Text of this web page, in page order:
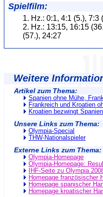
Spielfilm:
1. Hz.: 0:1, 4:1 (5.), 7:3
2. Hz.: 13:15, 16:15
(57.), 24:27
Weitere
Artikel zum Thema:
Spanien ohne Mühe,
Frankreich und Kroatien
Kroatien bezwingt
Unsere Links zum Thema:
Olympia-Special
THW-Nationalspieler
Externe Links zum Thema:
Olympia-Homepage
Olympia-Homepage:
IHF-Seite zu Olympia
Homepage französischer
Homepage spanischer
Homepage kroatischer